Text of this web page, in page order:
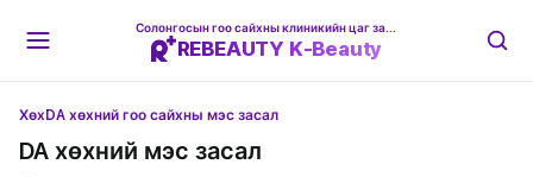
REBEAUTY K-Beauty
ХөхDA хөхний гоо сайхны мэс засал
DA хөхний мэс засал